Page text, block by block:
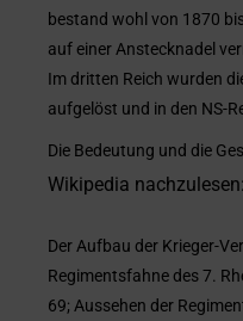
bestand wohl von 1870
auf einer Anstecknadel
Im dritten Reich wurden
aufgelöst und in den NS-
Die Bedeutung und die
Wikipedia nachzulesen:
Der Aufbau der Krieger-
Regimentsfahne des 7.
69; Aussehen der